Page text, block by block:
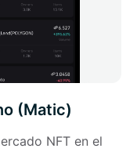
(Matic)
NFT en el